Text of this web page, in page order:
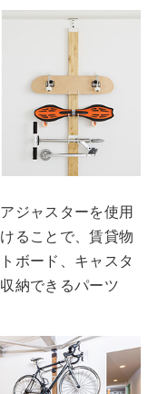
ジャスターを使用
ることで、賃貸物
ボード、キャスタ
納できるパーツ